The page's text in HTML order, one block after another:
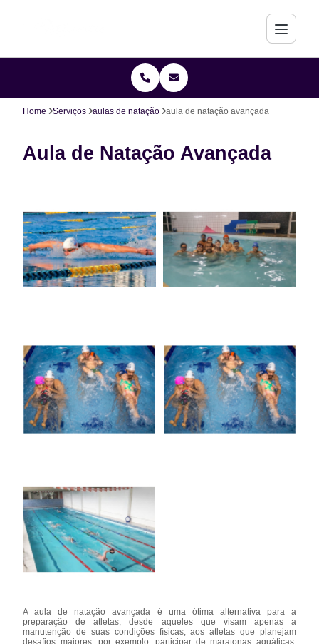
Home Serviços aulas de natação aula de natação avançada
Aula de Natação Avançada
A aula de natação avançada é uma ótima alternativa para a
preparação de atletas, desde aqueles que visam apenas a
manutenção de suas condições físicas, aos atletas que planejam
desafios maiores, por exemplo, participar de maratonas aquáticas,